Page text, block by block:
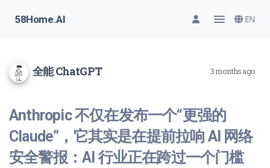
58Home.AI EN
全能 ChatGPT 3 months ago
Anthropic 不仅在发布一个“更强的
Claude”，它其实是在提前拉响 AI 网络
安全警报：AI 行业正在跨过一个门槛